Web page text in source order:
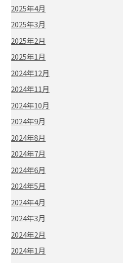
2025年4月
2025年3月
2025年2月
2025年1月
2024年12月
2024年11月
2024年10月
2024年9月
2024年8月
2024年7月
2024年6月
2024年5月
2024年4月
2024年3月
2024年2月
2024年1月